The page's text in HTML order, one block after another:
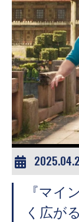
『マイ
く広が